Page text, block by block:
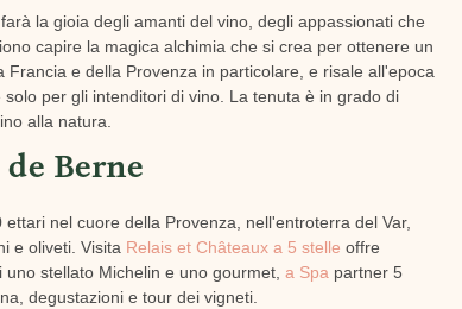
la gioia degli amanti del vino, degli appassionati che
capire la magica alchimia che si crea per ottenere un
e della Provenza in particolare, e risale all'epoca
per gli intenditori di vino. La tenuta è in grado di
alla natura.
Berne
nel cuore della Provenza, nell'entroterra del Var,
e oliveti. Visita Relais et Châteaux a 5 stelle offre
stellato Michelin e uno gourmet, a Spa partner 5
degustazioni e tour dei vigneti.